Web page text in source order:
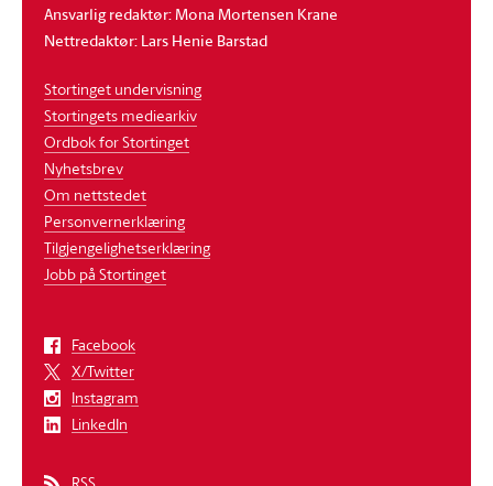
Ansvarlig redaktør: Mona Mortensen Krane
Nettredaktør: Lars Henie Barstad
Stortinget undervisning
Stortingets mediearkiv
Ordbok for Stortinget
Nyhetsbrev
Om nettstedet
Personvernerklæring
Tilgjengelighetserklæring
Jobb på Stortinget
Facebook
X/Twitter
Instagram
LinkedIn